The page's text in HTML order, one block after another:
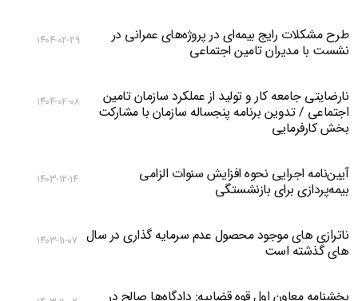
طرح مشکلات رایج بیمه‌ای در پروژه‌های عمرانی در
نشست با مدیران تامین اجتماعی
۱۴۰۴-۰۲-۲۹
نارضایتی جامعه کار و تولید از عملکرد سازمان تامین
اجتماعی / تدوین برنامه پنجساله سازمان با مشارکت
بخش کارفرمایی
۱۴۰۴-۰۲-۰۸
آیین‌نامه اجرایی نحوه افزایش سنوات الزامی
بیمه‌پردازی برای بازنشستگی
۱۴۰۳-۱۲-۱۴
ناترازی های موجود محصول عدم سرمایه گذاری در سال
های گذشته است
۱۴۰۳-۱۱-۰۷
بخشنامه معاون اول قوه قضاییه: دادگاه‌‌ها صالح در